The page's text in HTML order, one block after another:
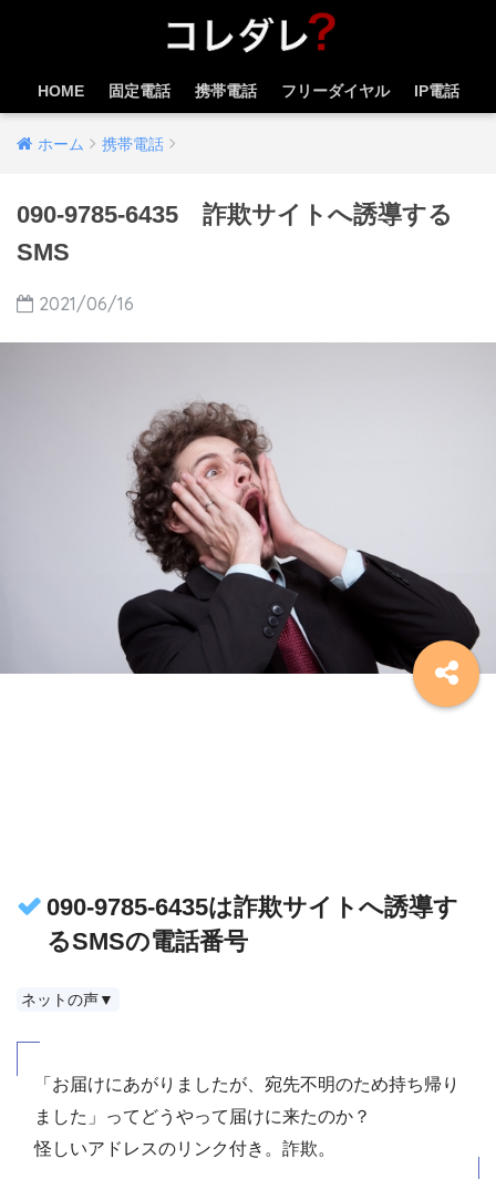
HOME 固定電話 携帯電話 フリーダイヤル IP電話
ホーム 携帯電話
090-9785-6435 詐欺サイトへ誘導する
SMS
2021/06/16
090-9785-6435は詐欺サイトへ誘導す
るSMSの電話番号
ネットの声▼
「お届けにあがりましたが、宛先不明のため持ち帰り
ました」ってどうやって届けに来たのか？
怪しいアドレスのリンク付き。詐欺。